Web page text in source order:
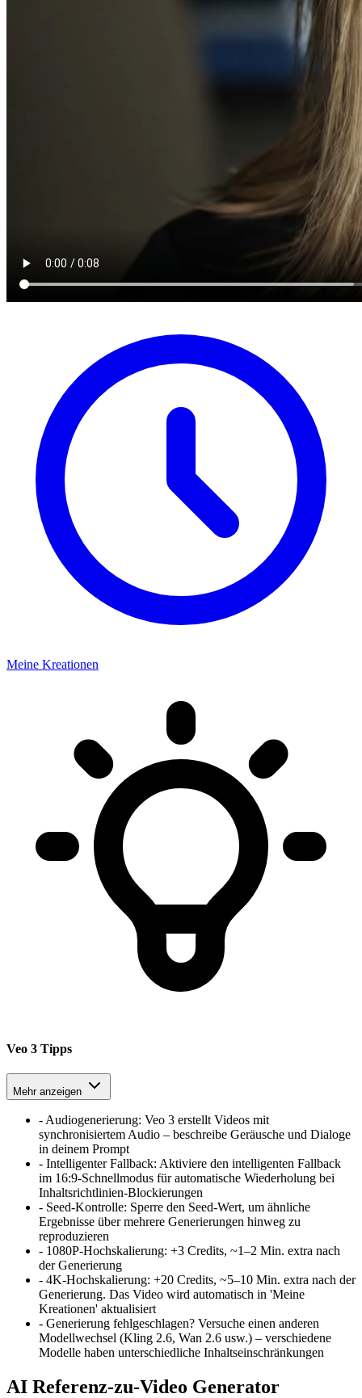
Meine Kreationen
Veo 3 Tipps
Mehr anzeigen
- Audiogenerierung: Veo 3 erstellt Videos mit
synchronisiertem Audio – beschreibe Geräusche und Dialoge
in deinem Prompt
- Intelligenter Fallback: Aktiviere den intelligenten Fallback
im 16:9-Schnellmodus für automatische Wiederholung bei
Inhaltsrichtlinien-Blockierungen
- Seed-Kontrolle: Sperre den Seed-Wert, um ähnliche
Ergebnisse über mehrere Generierungen hinweg zu
reproduzieren
- 1080P-Hochskalierung: +3 Credits, ~1–2 Min. extra nach
der Generierung
- 4K-Hochskalierung: +20 Credits, ~5–10 Min. extra nach der
Generierung. Das Video wird automatisch in 'Meine
Kreationen' aktualisiert
- Generierung fehlgeschlagen? Versuche einen anderen
Modellwechsel (Kling 2.6, Wan 2.6 usw.) – verschiedene
Modelle haben unterschiedliche Inhaltseinschränkungen
AI Referenz-zu-Video Generator